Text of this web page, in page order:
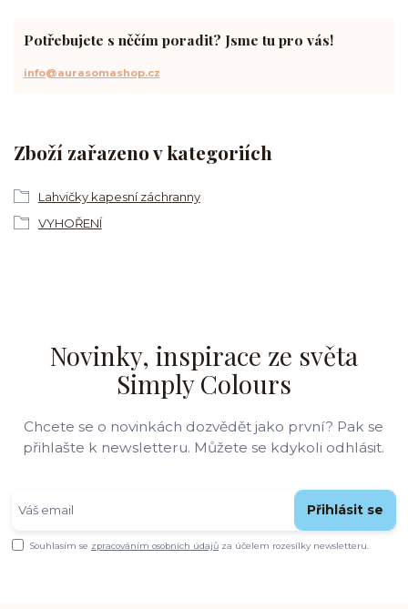
Zboží zařazeno v kategoriích
Lahvičky kapesní záchranny
VYHOŘENÍ
Potřebujete s něčím poradit? Jsme tu pro vás!
info@aurasomashop.cz
Novinky, inspirace ze světa
Simply Colours
Chcete se o novinkách dozvědět jako první? Pak se
přihlašte k newsletteru. Můžete se kdykoli odhlásit.
Přihlásit se
Souhlasím se zpracováním osobních údajů za účelem rozesílky newsletteru.